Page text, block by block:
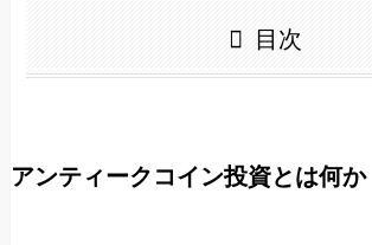
目次
アンティークコイン投資とは何か